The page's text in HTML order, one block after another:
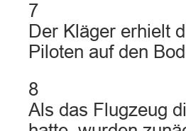
7
Der Kläger erhielt
Piloten auf den
8
Als das Flugzeug